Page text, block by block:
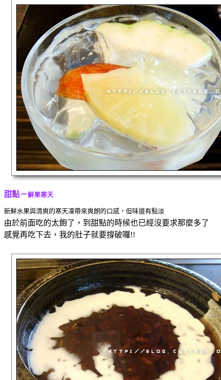
甜點－鮮果寒天
新鮮水果與清爽的寒天凍帶來爽朗的口感，但味道有點淡
由於前面吃的太飽了，到甜點的時候也已經沒要求那麼多了
感覺再吃下去，我的肚子就要撐破囉!!